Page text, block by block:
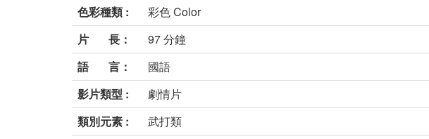
色彩種類 :
彩色 Color
片 長：
97 分鐘
語 言：
國語
影片類型 :
劇情片
類別元素 :
武打類